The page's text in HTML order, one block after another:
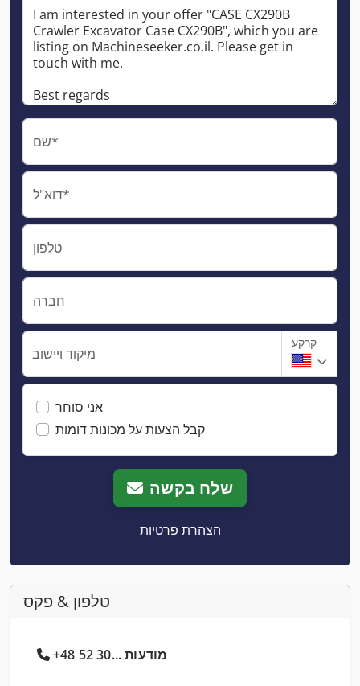
שם*
דוא"ל*
טלפון
חברה
מיקוד ויישוב
קרקע
אני סוחר
קבל הצעות על מכונות דומות
שלח בקשה
הצהרת פרטיות
טלפון & פקס
+48 52 30... מודעות